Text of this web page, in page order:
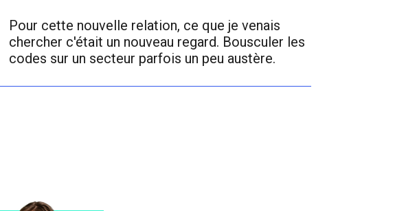
Pour cette nouvelle relation, ce que je venais
chercher c'était un nouveau regard. Bousculer les
codes sur un secteur parfois un peu austère.